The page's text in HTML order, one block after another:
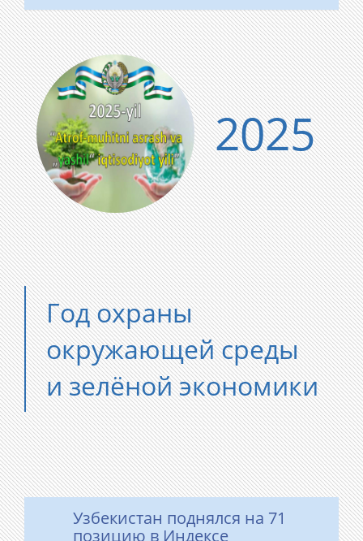
2025
Год охраны
окружающей среды
и зелёной экономики
Узбекистан поднялся на 71
позицию в Индексе